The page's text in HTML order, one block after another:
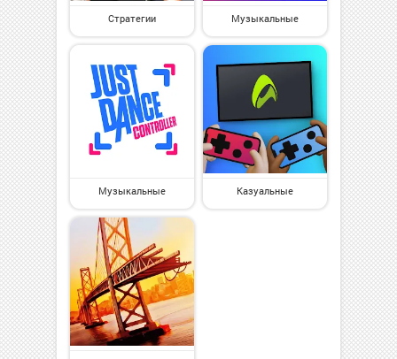
Стратегии Музыкальные
Музыкальные Казуальные